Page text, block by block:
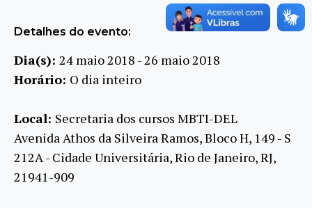
Detalhes do evento:
Dia(s): 24 maio 2018 - 26 maio 2018
Horário: O dia inteiro
Local: Secretaria dos cursos MBTI-DEL
Avenida Athos da Silveira Ramos, Bloco H, 149 - S
212A - Cidade Universitária, Rio de Janeiro, RJ,
21941-909